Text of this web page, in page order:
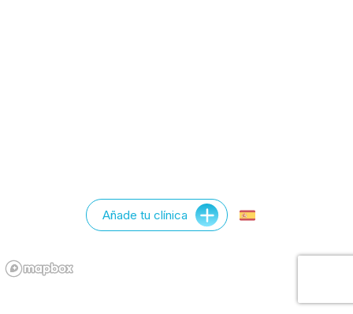
Añade tu clínica